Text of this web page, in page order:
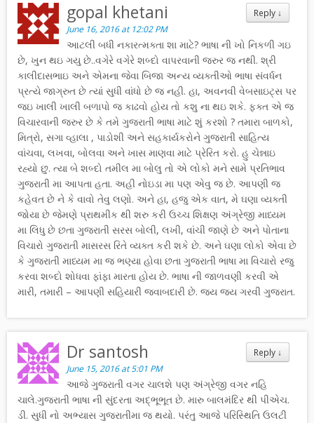
Reply ↓
gopal khetani
June 16, 2016 at 12:02 PM
આટલી બધી નકારત્મક્તા શા માટે? ભાષા ની ખો નિકળી ગઇ
છે, ખુન થઇ ગયુ છે..વગેરે વગેરે શબ્દો વાપરવાની જરુર જ નથી. શ્રી
કાલીદાસભાઇ અને એમના જેવા બિજા અન્ય વ્યક્તીઓ ભાષા સંવર્ધન
પ્રત્યે જાગ્રુત છે ત્યાં સુધી વાંધો છે જ નહી. હા, અવનવી વેબસાઇટ્સ પર
જઇ ખાલી ખાલી બળાપો જ કાઢવો હોય તો કશુ ના થઇ શકે. ફક્ત એ જ
વિચારવાની જરુર છે કે તમે ગુજરાતી ભાષા માટે શું કરશો ? તમારા બાળકો,
મિત્રો, સગા વ્હાલા , પાડોશી અને સહકાર્યકરોને ગુજરાતી સાહિત્ય
વાંચવા, લખવા, બોલવા અને ખાસ માણવા માટે પ્રેરિત કરો. હુ ચેન્નાઇ
રહ્યો છુ. ત્યા બે શબ્દો તમીલ મા બોલુ તો એ લોકો મને સામે પ્રતિભાવ
ગુજરાતી મા આપતા હતા. અહી નોઇડા મા પણ એવુ જ છે. આપણી જ
કહેવત છે ને કે વાવો તેવુ લણો. અને હા, હજુ એક વાત, મે ઘણા વ્યક્તી
જોયા છે જેમણે પ્રાથમીક થી શરુ કરી ઉચ્ચ શિક્ષણ અંગ્રેજી માધ્યમ
મા લિધુ છે છતા ગુજરાતી સરસ બોલી, લખી, વાંચી જાણે છે અને પોતાના
વિચારો ગુજરાતી માસરસ રિતે વ્યક્ત કરી શકે છે. અને ઘણા લોકો એવા છે
કે ગુજરાતી માધ્યમ મા જ ભણ્યા હોવા છતા ગુજરાતી ભાષા મા વિચારો રજુ
કરવા શબ્દો શોધવા ફાંફા મારતા હોય છે. ભાષા ની જાળવણી કરવી એ
મારી, તમારી – આપણી સહિયારી જવાબદારી છે. જય જય ગરવી ગુજરાત.
Reply ↓
Dr santosh
June 15, 2016 at 5:01 PM
આજે ગુજરાતી વગર ચાલશે પણ અંગ્રેજી વગર નહિ
ચાલે.ગુજરાતી ભાષા ની સુંદરતા અદ્ભૂભૂત છે. મારુ બાલમંદિર થી પીએચ.
ડી. સુધી નો અભ્યાસ ગુજરાતીમા જ થયો. પરંતુ આજે પરિસ્થિતિ ઉલટી